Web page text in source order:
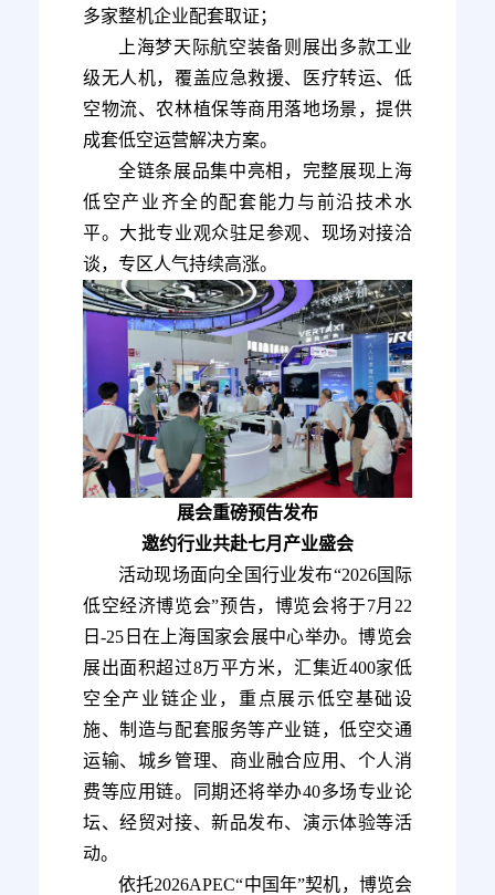
多家整机企业配套取证；
上海梦天际航空装备则展出多款工业
级无人机，覆盖应急救援、医疗转运、低
空物流、农林植保等商用落地场景，提供
成套低空运营解决方案。
全链条展品集中亮相，完整展现上海
低空产业齐全的配套能力与前沿技术水
平。大批专业观众驻足参观、现场对接洽
谈，专区人气持续高涨。
展会重磅预告发布
邀约行业共赴七月产业盛会
活动现场面向全国行业发布“2026国际
低空经济博览会”预告，博览会将于7月22
日-25日在上海国家会展中心举办。博览会
展出面积超过8万平方米，汇集近400家低
空全产业链企业，重点展示低空基础设
施、制造与配套服务等产业链，低空交通
运输、城乡管理、商业融合应用、个人消
费等应用链。同期还将举办40多场专业论
坛、经贸对接、新品发布、演示体验等活
动。
依托2026APEC“中国年”契机，博览会